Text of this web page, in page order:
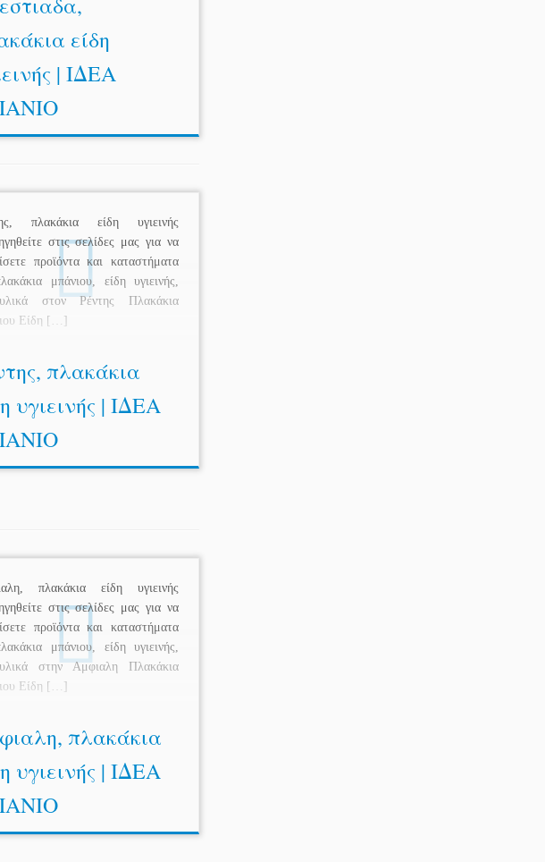
είδη
| ΙΔΕΑ
πλακάκια είδη υγιεινής
στις σελίδες μας για να
προϊόντα και καταστήματα
μπάνιου, είδη υγιεινής,
στον Ρέντης Πλακάκια
Είδη […]
πλακάκια
υγιεινής | ΙΔΕΑ
πλακάκια είδη υγιεινής
στις σελίδες μας για να
προϊόντα και καταστήματα
μπάνιου, είδη υγιεινής,
στην Αμφιαλη Πλακάκια
Είδη […]
πλακάκια
υγιεινής | ΙΔΕΑ